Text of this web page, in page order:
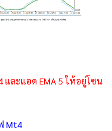
และแอด EMA 5 ให้อยู่โซน
Mt4